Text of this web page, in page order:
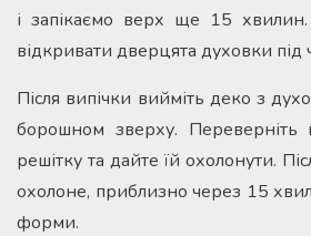
і запікаємо верх ще 15
відкривати дверцята духовки під
Після випічки вийміть деко з
борошном зверху. Переверніть
решітку та дайте їй охолонути.
охолоне, приблизно через 15
форми.